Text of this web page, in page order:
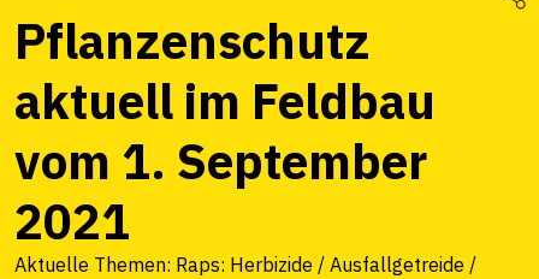
Pflanzenschutz
aktuell im Feldbau
vom 1. September
2021
Aktuelle Themen: Raps: Herbizide / Ausfallgetreide /